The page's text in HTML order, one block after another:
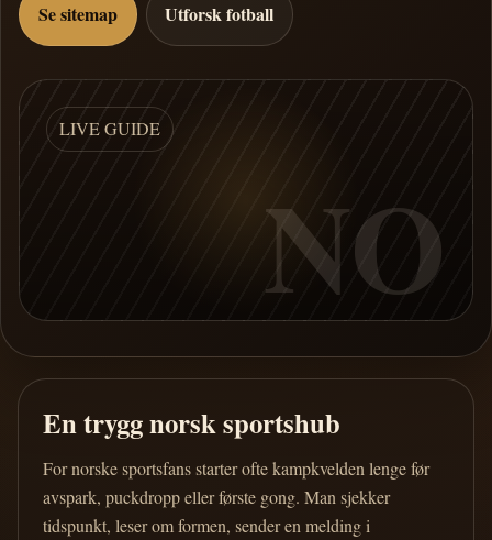
Se sitemap Utforsk fotball
LIVE GUIDE
NO
En trygg norsk sportshub
For norske sportsfans starter ofte kampkvelden lenge før
avspark, puckdropp eller første gong. Man sjekker
tidspunkt, leser om formen, sender en melding i